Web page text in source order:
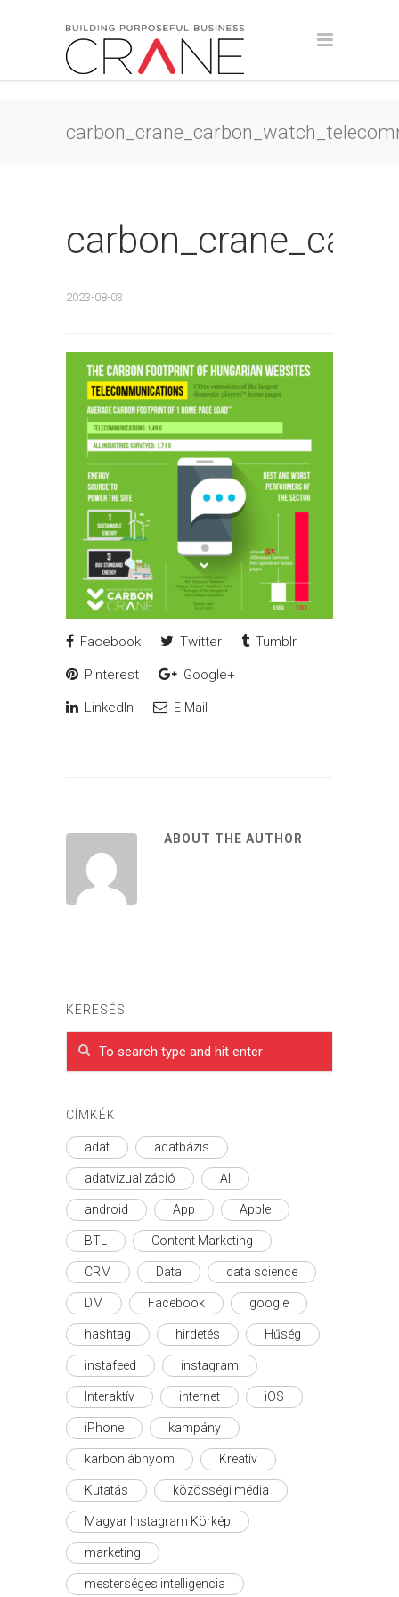
2023-08-03
Facebook Twitter Tumblr
Pinterest Google+
LinkedIn E-Mail
ABOUT THE AUTHOR
KERESÉS
CÍMKÉK
adat adatbázis
adatvizualizáció AI
android App Apple
BTL Content Marketing
CRM Data data science
DM Facebook google
hashtag hirdetés Hűség
instafeed instagram
Interaktív internet iOS
iPhone kampány
karbonlábnyom Kreatív
Kutatás közösségi média
Magyar Instagram Körkép
marketing
mesterséges intelligencia